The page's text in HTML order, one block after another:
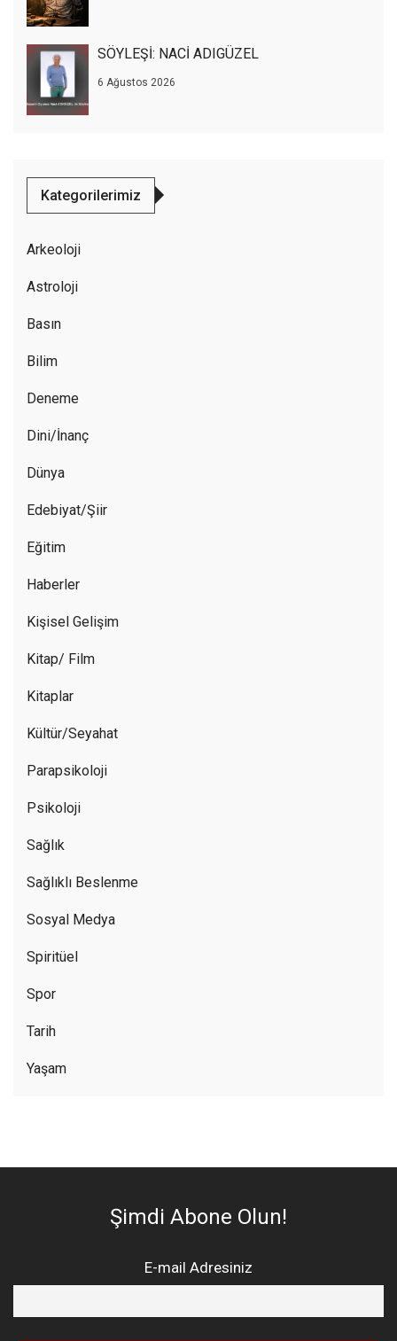
SÖYLEŞİ: NACİ ADIGÜZEL
6 Ağustos 2026
Kategorilerimiz
Arkeoloji
Astroloji
Basın
Bilim
Deneme
Dini/İnanç
Dünya
Edebiyat/Şiir
Eğitim
Haberler
Kişisel Gelişim
Kitap/ Film
Kitaplar
Kültür/Seyahat
Parapsikoloji
Psikoloji
Sağlık
Sağlıklı Beslenme
Sosyal Medya
Spiritüel
Spor
Tarih
Yaşam
Şimdi Abone Olun!
E-mail Adresiniz